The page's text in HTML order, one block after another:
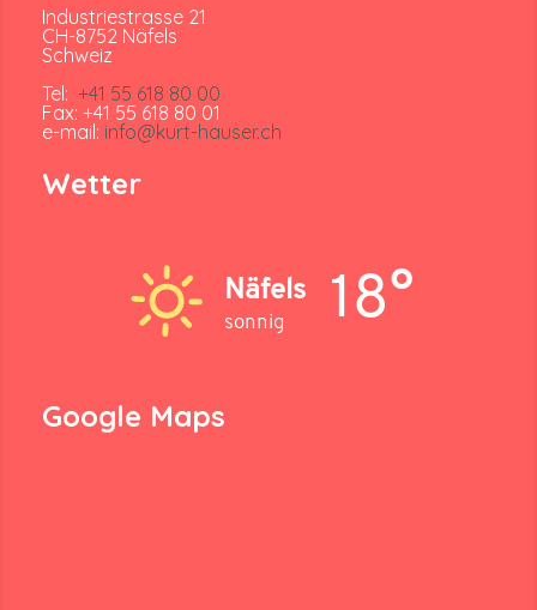
Industriestrasse 21
CH-8752 Näfels
Schweiz
Tel: +41 55 618 80 00
Fax: +41 55 618 80 01
e-mail: info@kurt-hauser.ch
Wetter
Näfels
sonnig 18°
Google Maps